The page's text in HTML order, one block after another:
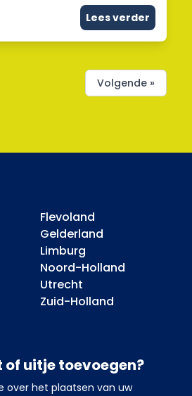
Lees verder
Volgende »
Flevoland
Gelderland
Limburg
Noord-Holland
Utrecht
Zuid-Holland
of uitje toevoegen?
over het plaatsen van uw